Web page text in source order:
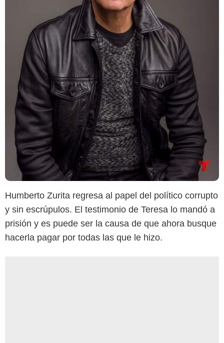
Humberto Zurita regresa al papel del político corrupto
y sin escrúpulos. El testimonio de Teresa lo mandó a
prisión y es puede ser la causa de que ahora busque
hacerla pagar por todas las que le hizo.